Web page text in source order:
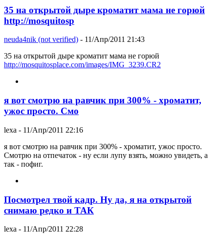
35 на открытой дыре кроматит мама не горюй
http://mosquitosp
neuda4nik (not verified) - 11/Апр/2011 21:43
35 на открытой дыре кроматит мама не горюй
http://mosquitosplace.com/images/IMG_3239.CR2
я вот смотрю на равчик при 300% - хроматит,
ужос просто. Смо
lexa - 11/Апр/2011 22:16
я вот смотрю на равчик при 300% - хроматит, ужос просто.
Смотрю на отпечаток - ну если лупу взять, можно увидеть, а
так - пофиг.
Посмотрел твой кадр. Ну да, я на открытой
снимаю редко и ТАК
lexa - 11/Апр/2011 22:28